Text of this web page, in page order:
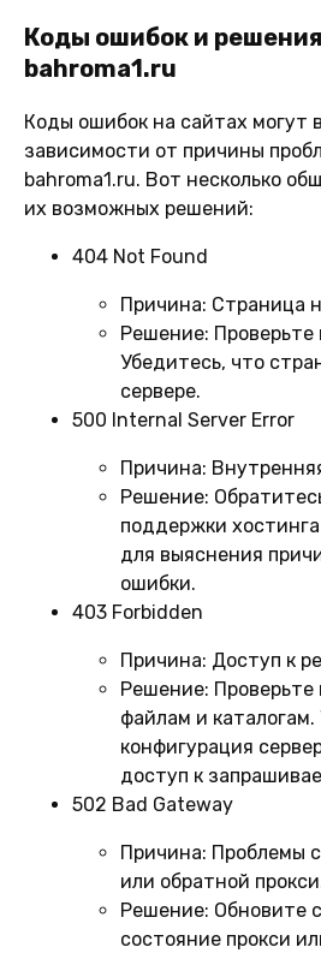
Коды ошибок и
bahroma1.ru
Коды ошибок на сайтах могут
зависимости от причины
bahroma1.ru. Вот несколько
их возможных решений:
404 Not Found
Причина: Страница
Решение: Проверьте
Убедитесь, что
сервере.
500 Internal Server Error
Причина:
Решение:
поддержки
для выяснения
ошибки.
403 Forbidden
Причина: Доступ к
Решение: Проверьте
файлам и
конфигурация
доступ к
502 Bad Gateway
Причина: Проблемы
или обратной
Решение: Обновите
состояние прокси